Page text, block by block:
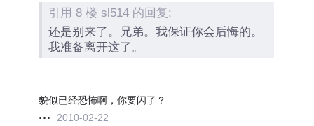
引用 8 楼 sl514 的回复:
还是别来了。兄弟。我保证你会后悔的。
我准备离开这了。
貌似已经恐怖啊，你要闪了？
2010-02-22